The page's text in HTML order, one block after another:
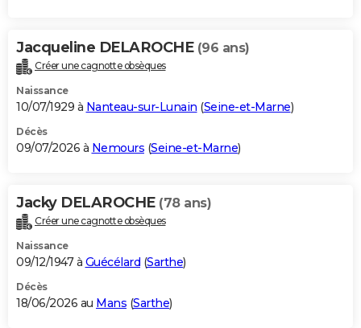
Bricolage
Lifestyle
Culture
Sport
Auto
Television
Voyage
Cinema
Jacqueline DELAROCHE (96 ans)
Créer une cagnotte obsèques
Naissance
10/07/1929 à Nanteau-sur-Lunain (Seine-et-Marne)
Décès
09/07/2026 à Nemours (Seine-et-Marne)
Jacky DELAROCHE (78 ans)
Créer une cagnotte obsèques
Naissance
09/12/1947 à Guécélard (Sarthe)
Décès
18/06/2026 au Mans (Sarthe)